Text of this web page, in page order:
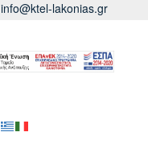
info@ktel-lakonias.gr